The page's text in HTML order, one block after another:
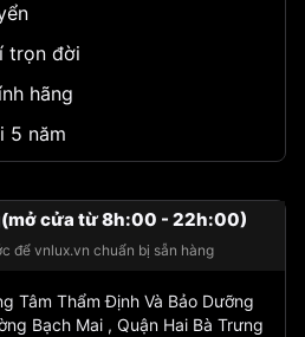
trọn đời
hãng
5 năm
cửa từ 8h:00 - 22h:00)
để vnlux.vn chuẩn bị sẵn hàng
Tâm Thẩm Định Và Bảo Dưỡng
Bạch Mai , Quận Hai Bà Trưng